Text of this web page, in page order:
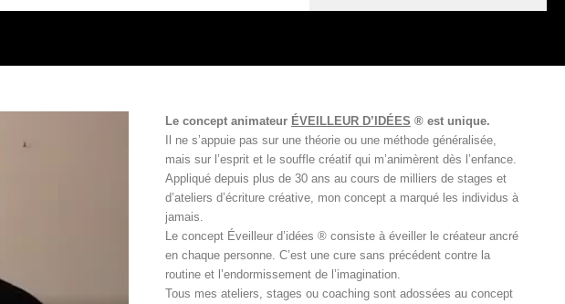
Le concept animateur ÉVEILLEUR D’IDÉES ® est unique.
Il ne s’appuie pas sur une théorie ou une méthode généralisée,
mais sur l’esprit et le souffle créatif qui m’animèrent dès l’enfance.
Appliqué depuis plus de 30 ans au cours de milliers de stages et
d’ateliers d’écriture créative, mon concept a marqué les individus à
jamais.
Le concept Éveilleur d’idées ® consiste à éveiller le créateur ancré
en chaque personne. C’est une cure sans précédent contre la
routine et l’endormissement de l’imagination.
Tous mes ateliers, stages ou coaching sont adossées au concept